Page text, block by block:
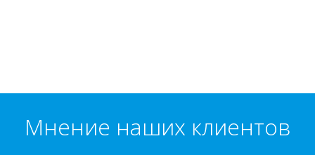
Мнение наших клиентов